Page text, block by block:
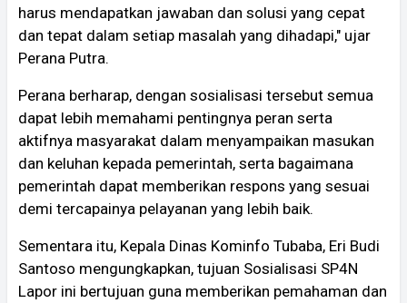
harus mendapatkan jawaban dan solusi yang cepat
dan tepat dalam setiap masalah yang dihadapi," ujar
Perana Putra.
Perana berharap, dengan sosialisasi tersebut semua
dapat lebih memahami pentingnya peran serta
aktifnya masyarakat dalam menyampaikan masukan
dan keluhan kepada pemerintah, serta bagaimana
pemerintah dapat memberikan respons yang sesuai
demi tercapainya pelayanan yang lebih baik.
Sementara itu, Kepala Dinas Kominfo Tubaba, Eri Budi
Santoso mengungkapkan, tujuan Sosialisasi SP4N
Lapor ini bertujuan guna memberikan pemahaman dan